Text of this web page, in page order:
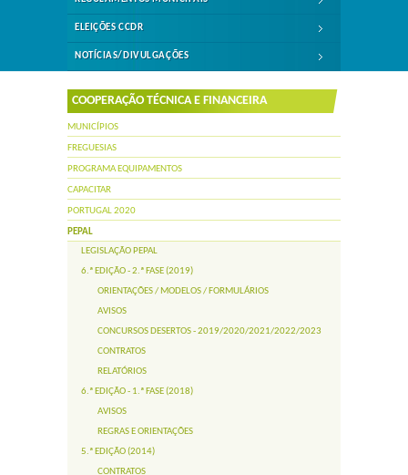
ELEIÇÕES CCDR
NOTÍCIAS/DIVULGAÇÕES
COOPERAÇÃO TÉCNICA E FINANCEIRA
MUNICÍPIOS
FREGUESIAS
PROGRAMA EQUIPAMENTOS
CAPACITAR
PORTUGAL 2020
PEPAL
LEGISLAÇÃO PEPAL
6.ª EDIÇÃO - 2.ª FASE (2019)
ORIENTAÇÕES / MODELOS / FORMULÁRIOS
AVISOS
CONCURSOS DESERTOS - 2019/2020/2021/2022/2023
CONTRATOS
RELATÓRIOS
6.ª EDIÇÃO - 1.ª FASE (2018)
AVISOS
REGRAS E ORIENTAÇÕES
5.ª EDIÇÃO (2014)
CONTRATOS